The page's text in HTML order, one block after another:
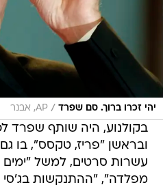
יהי זכרו ברוך. סם שפרד / AP, אבנר
בקולנוע, היה שותף שפרד
ובראשן "פריז, טקסס", בו
עשרות סרטים, למשל "ימים
מפלדה", "ההתנקשות בג'סי